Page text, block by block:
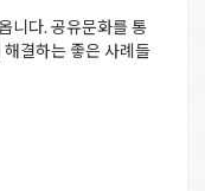
니다. 공유문화를 통
결하는 좋은 사례들